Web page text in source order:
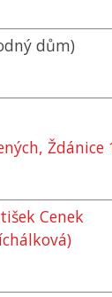
dům)
Ždánice
Cenek